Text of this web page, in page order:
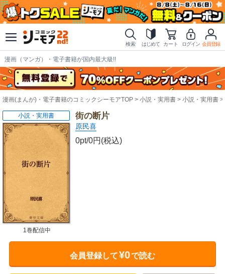
検索 はじめて カート ログイン 会員登録
漫画（マンガ）・電子書籍が国内最大級!!
漫画(まんが)・電子書籍のコミックシーモアTOP 小説・実用書 小説・実用書
街の断片
原民喜
0pt/0円(税込)
小説・実用書
1巻配信中
会員登録して¥0で読む